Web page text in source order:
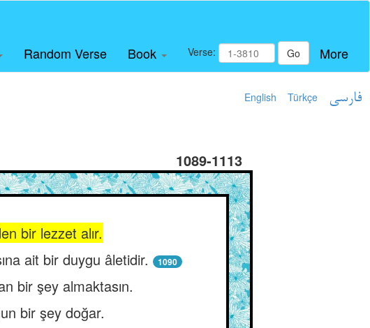
Random Verse Book Verse: Go More
English Türkçe فارسی
1089-1113
bir lezzet alır.
ait bir duygu âletidir.
1090
bir şey almaktasın.
bir şey doğar.